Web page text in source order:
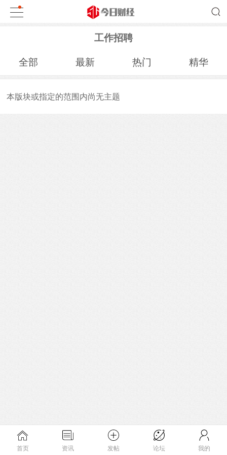
工作招聘
全部 最新 热门 精华
本版块或指定的范围内尚无主题
首页 资讯 发帖 论坛 我的